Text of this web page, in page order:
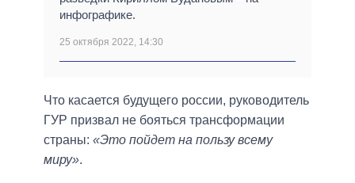
инфографике.
25 октября 2022, 14:30
Что касается будущего россии, руководитель
ГУР призвал не бояться трансформации
страны: «Это пойдет на пользу всему
миру».